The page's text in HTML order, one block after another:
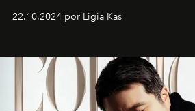
22.10.2024 por Ligia Kas